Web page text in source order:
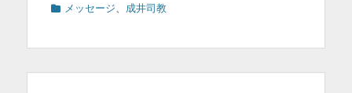
カ メッセージ 成井司教